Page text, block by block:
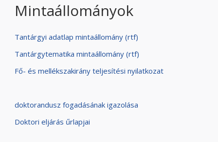
Mintaállományok
Tantárgyi adatlap mintaállomány (rtf)
Tantárgytematika mintaállomány (rtf)
Fő- és mellékszakirány teljesítési nyilatkozat
doktorandusz fogadásának igazolása
Doktori eljárás űrlapjai